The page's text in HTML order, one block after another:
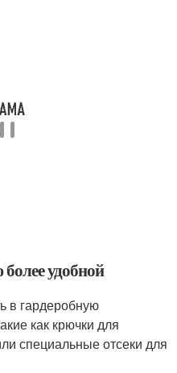
удобной
в гардеробную
как крючки для
специальные отсеки для